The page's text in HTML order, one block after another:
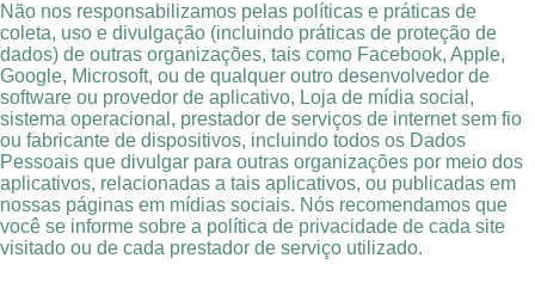
Não nos responsabilizamos pelas políticas e práticas de
coleta, uso e divulgação (incluindo práticas de proteção de
dados) de outras organizações, tais como Facebook, Apple,
Google, Microsoft, ou de qualquer outro desenvolvedor de
software ou provedor de aplicativo, Loja de mídia social,
sistema operacional, prestador de serviços de internet sem fio
ou fabricante de dispositivos, incluindo todos os Dados
Pessoais que divulgar para outras organizações por meio dos
aplicativos, relacionadas a tais aplicativos, ou publicadas em
nossas páginas em mídias sociais. Nós recomendamos que
você se informe sobre a política de privacidade de cada site
visitado ou de cada prestador de serviço utilizado.